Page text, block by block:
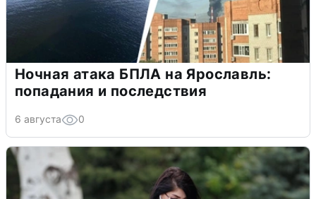
Ночная атака БПЛА на Ярославль:
попадания и последствия
6 августа 0